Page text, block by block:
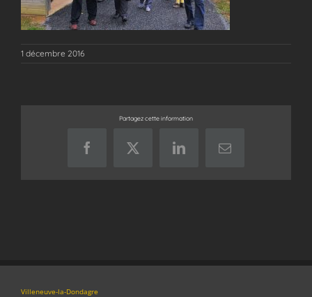
1 décembre 2016
Partagez cette information
FacebookX LinkedInEmail
Villeneuve-la-Dondagre